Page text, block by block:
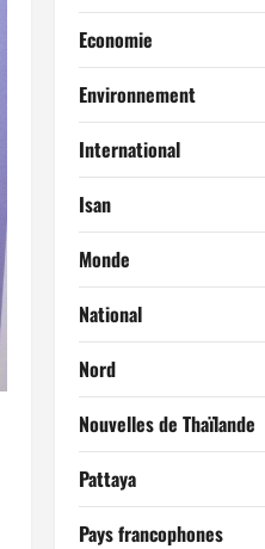
Economie
Environnement
International
Isan
Monde
National
Nord
Nouvelles de Thaïlande
Pattaya
Pays francophones